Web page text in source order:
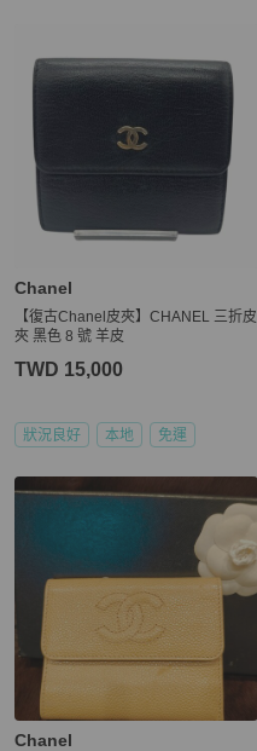
Chanel
【復古Chanel皮夾】CHANEL 三折皮
夾 黑色 8 號 羊皮
TWD 15,000
狀況良好 本地 免運
Chanel